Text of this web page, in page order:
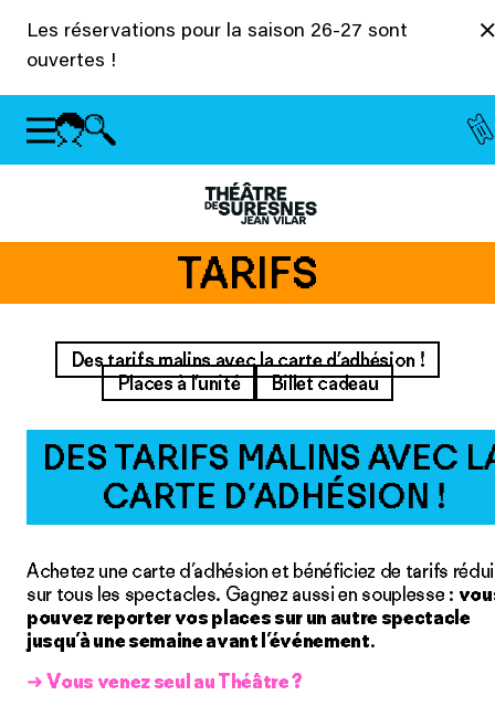
Les réservations pour la saison 26-27 sont
ouvertes !
TARIFS
Des tarifs malins avec la carte d’adhésion !
Places à l’unité
Billet cadeau
DES TARIFS MALINS AVEC
CARTE D’ADHÉSION !
Achetez une carte d’adhésion et bénéficiez de tarifs
sur tous les spectacles. Gagnez aussi en souplesse :
pouvez reporter vos places sur un autre spectacle
jusqu’à une semaine avant l’événement.
➜Vous venez seul au Théâtre ?